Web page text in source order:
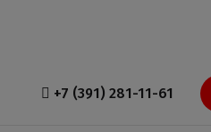
+7 (391) 281-11-61